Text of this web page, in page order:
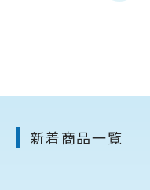
新着商品一覧